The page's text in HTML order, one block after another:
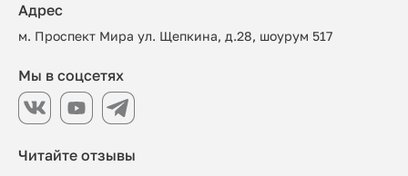
Читайте отзывы
Адрес
м. Проспект Мира ул. Щепкина, д.28, шоурум 517
Мы в соцсетях